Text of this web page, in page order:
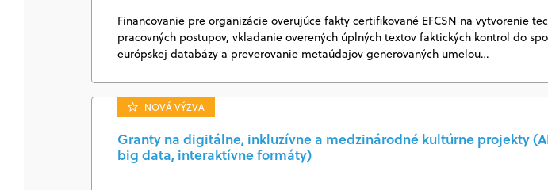
Financovanie pre organizácie overujúce fakty certifikované EFCSN na vytvorenie
pracovných postupov, vkladanie overených úplných textov faktických kontrol do
európskej databázy a preverovanie metaúdajov generovaných umelou…
NOVÁ VÝZVA
Granty na digitálne, inkluzívne a medzinárodné kultúrne projekty
big data, interaktívne formáty)